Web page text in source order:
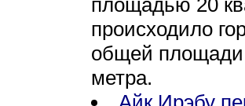
происходило
общей площади
метра.